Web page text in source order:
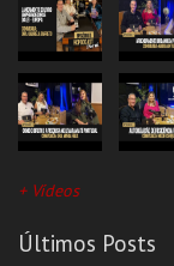
+ Vídeos
Últimos Posts